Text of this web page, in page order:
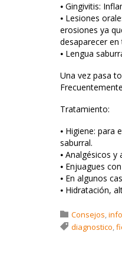
⦁ Gingivitis:
⦁ Lesiones
erosiones ya
desaparecer
⦁ Lengua
Una vez pasa
Tratamiento:
⦁ Higiene: para
saburral.
⦁ Analgésicos y
⦁ Enjuagues
⦁ En algunos
⦁ Hidratación,
 Category
Consejos
 Tags
diagnostico